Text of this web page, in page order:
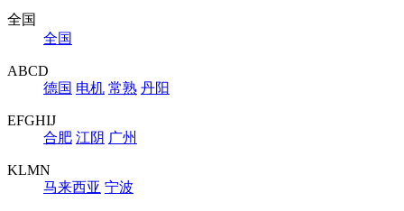
全国
全国
ABCD
德国 电机 常熟 丹阳
EFGHIJ
合肥 江阴 广州
KLMN
马来西亚 宁波